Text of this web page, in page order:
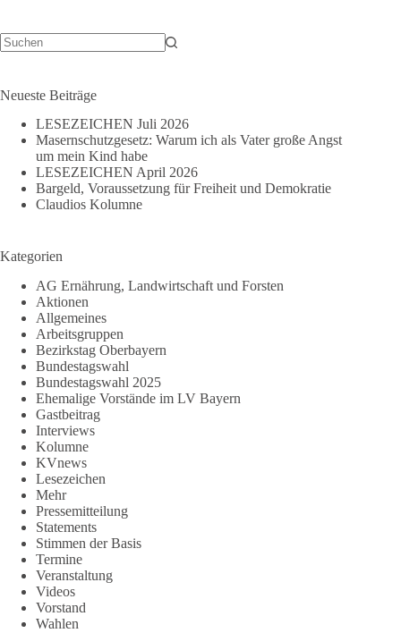
Neueste Beiträge
LESEZEICHEN Juli 2026
Masernschutzgesetz: Warum ich als Vater große Angst
um mein Kind habe
LESEZEICHEN April 2026
Bargeld, Voraussetzung für Freiheit und Demokratie
Claudios Kolumne
Kategorien
AG Ernährung, Landwirtschaft und Forsten
Aktionen
Allgemeines
Arbeitsgruppen
Bezirkstag Oberbayern
Bundestagswahl
Bundestagswahl 2025
Ehemalige Vorstände im LV Bayern
Gastbeitrag
Interviews
Kolumne
KVnews
Lesezeichen
Mehr
Pressemitteilung
Statements
Stimmen der Basis
Termine
Veranstaltung
Videos
Vorstand
Wahlen